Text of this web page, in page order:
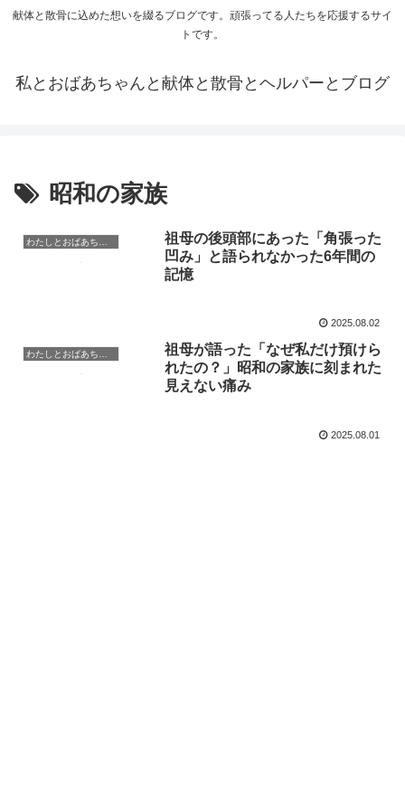
献体と散骨に込めた想いを綴るブログです。頑張ってる人たちを応援するサイ
トです。
私とおばあちゃんと献体と散骨とヘルパーとブログ
昭和の家族
祖母の後頭部にあった「角張った
凹み」と語られなかった6年間の
記憶
2025.08.02
祖母が語った「なぜ私だけ預けら
れたの？」昭和の家族に刻まれた
見えない痛み
2025.08.01